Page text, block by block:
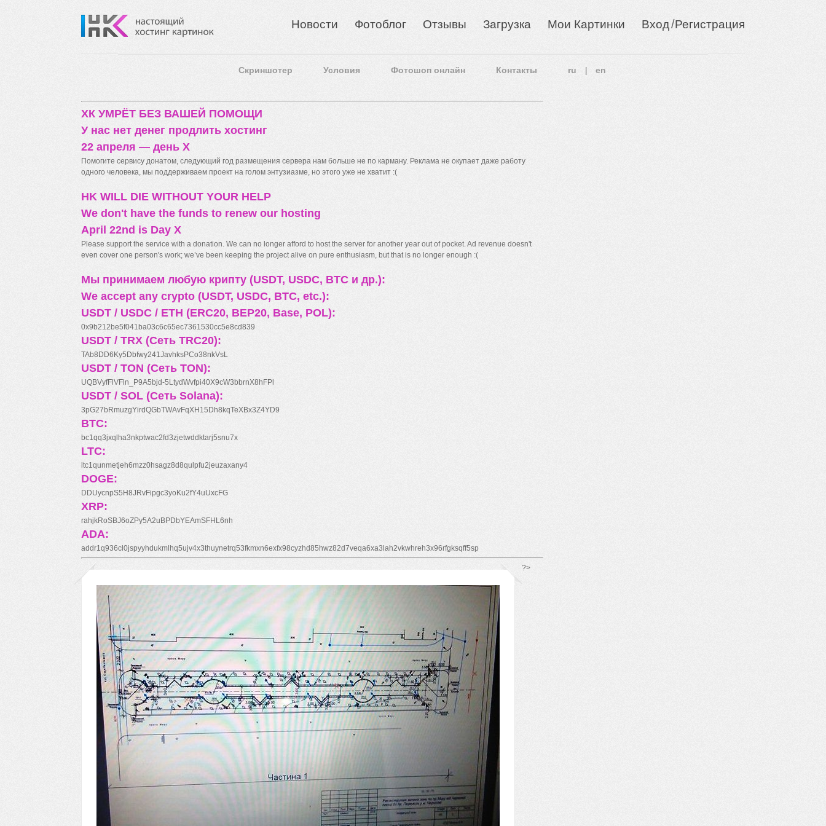
Новости Фотоблог Отзывы Загрузка Мои Картинки Вход/Регистрация
Скриншотер Условия Фотошоп онлайн Контакты ru en
ХК УМРЁТ БЕЗ ВАШЕЙ ПОМОЩИ
У нас нет денег продлить хостинг
22 апреля — день X
Помогите сервису донатом, следующий год размещения сервера нам больше не по карману. Реклама не окупает даже работу
одного человека, мы поддерживаем проект на голом энтузиазме, но этого уже не хватит :(
HK WILL DIE WITHOUT YOUR HELP
We don't have the funds to renew our hosting
April 22nd is Day X
Please support the service with a donation. We can no longer afford to host the server for another year out of pocket. Ad revenue doesn't
even cover one person's work; we’ve been keeping the project alive on pure enthusiasm, but that is no longer enough :(
Мы принимаем любую крипту (USDT, USDC, BTC и др.):
We accept any crypto (USDT, USDC, BTC, etc.):
USDT / USDC / ETH (ERC20, BEP20, Base, POL):
0x9b212be5f041ba03c6c65ec7361530cc5e8cd839
USDT / TRX (Сеть TRC20):
TAb8DD6Ky5Dbfwy241JavhksPCo38nkVsL
USDT / TON (Сеть TON):
UQBVyfFlVFln_P9A5bjd-5LtydWvfpi40X9cW3bbrnX8hFPl
USDT / SOL (Сеть Solana):
3pG27bRmuzgYirdQGbTWAvFqXH15Dh8kqTeXBx3Z4YD9
BTC:
bc1qq3jxqlha3nkptwac2fd3zjetwddktarj5snu7x
LTC:
ltc1qunmetjeh6mzz0hsagz8d8qulpfu2jeuzaxany4
DOGE:
DDUycnpS5H8JRvFipgc3yoKu2fY4uUxcFG
XRP:
rahjkRoSBJ6oZPy5A2uBPDbYEAmSFHL6nh
ADA:
addr1q936cl0jspyyhdukmlhq5ujv4x3thuynetrq53fkmxn6exfx98cyzhd85hwz82d7veqa6xa3lah2vkwhreh3x96rfgksqff5sp
*/ ?>